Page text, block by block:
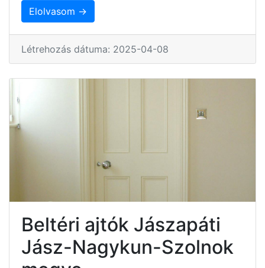
Elolvasom →
Létrehozás dátuma: 2025-04-08
Beltéri ajtók Jászapáti
Jász-Nagykun-Szolnok